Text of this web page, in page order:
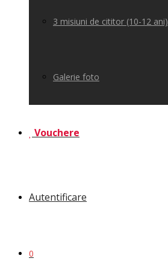
3 misiuni de cititor (10-12 ani)
Galerie foto
Vouchere
Autentificare
0